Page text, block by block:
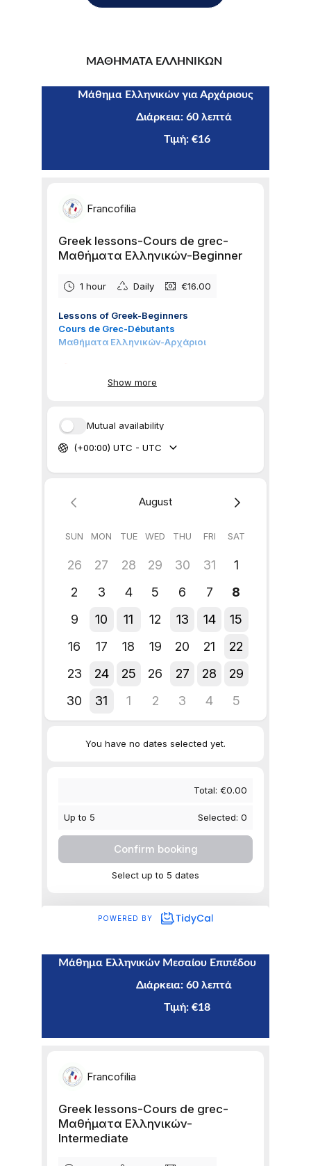
Μάθημα Ελληνικών για Αρχάριους
                                  Διάρκεια: 60 λεπτά
  Τιμή: €16
ΜΑΘΗΜΑΤΑ ΕΛΛΗΝΙΚΩΝ
Μάθημα Ελληνικών Μεσαίου Επιπέδου
                                  Διάρκεια: 60 λεπτά
                                            Τιμή: €18